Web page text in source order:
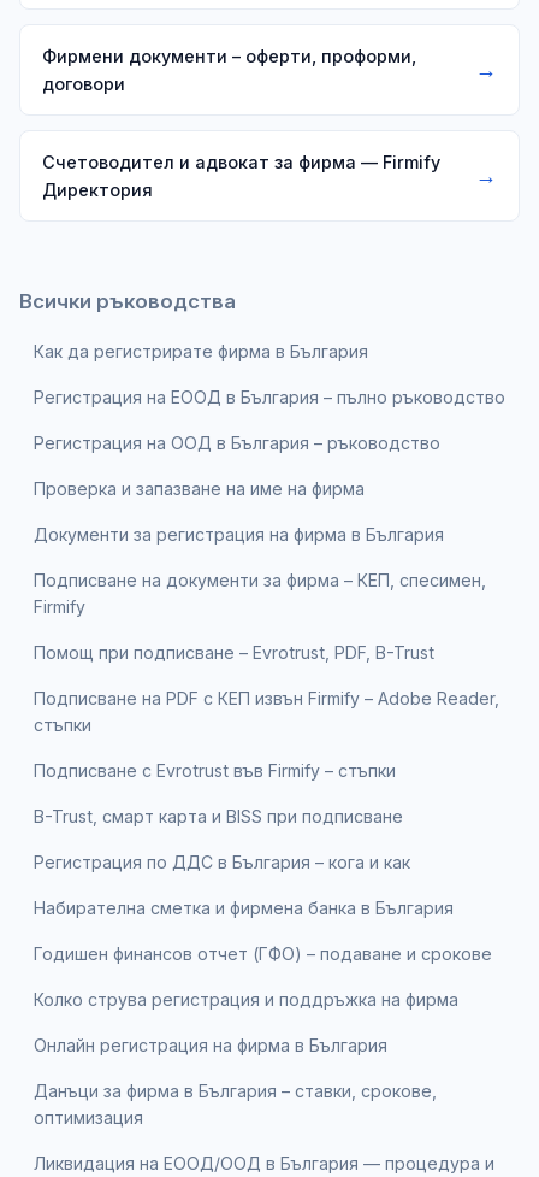
Фирмени документи – оферти, проформи,
договори
→
Счетоводител и адвокат за фирма — Firmify
Директория
→
Всички ръководства
Как да регистрирате фирма в България
Регистрация на ЕООД в България – пълно ръководство
Регистрация на ООД в България – ръководство
Проверка и запазване на име на фирма
Документи за регистрация на фирма в България
Подписване на документи за фирма – КЕП, спесимен,
Firmify
Помощ при подписване – Evrotrust, PDF, B-Trust
Подписване на PDF с КЕП извън Firmify – Adobe Reader,
стъпки
Подписване с Evrotrust във Firmify – стъпки
B-Trust, смарт карта и BISS при подписване
Регистрация по ДДС в България – кога и как
Набирателна сметка и фирмена банка в България
Годишен финансов отчет (ГФО) – подаване и срокове
Колко струва регистрация и поддръжка на фирма
Онлайн регистрация на фирма в България
Данъци за фирма в България – ставки, срокове,
оптимизация
Ликвидация на ЕООД/ООД в България — процедура и